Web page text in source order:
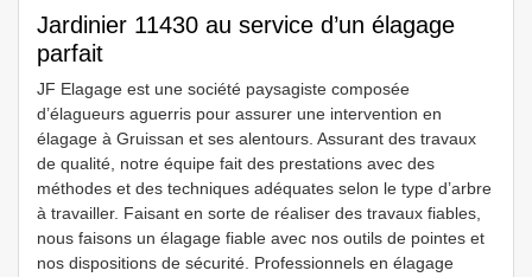
Jardinier 11430 au service d’un élagage
parfait
JF Elagage est une société paysagiste composée
d’élagueurs aguerris pour assurer une intervention en
élagage à Gruissan et ses alentours. Assurant des travaux
de qualité, notre équipe fait des prestations avec des
méthodes et des techniques adéquates selon le type d’arbre
à travailler. Faisant en sorte de réaliser des travaux fiables,
nous faisons un élagage fiable avec nos outils de pointes et
nos dispositions de sécurité. Professionnels en élagage